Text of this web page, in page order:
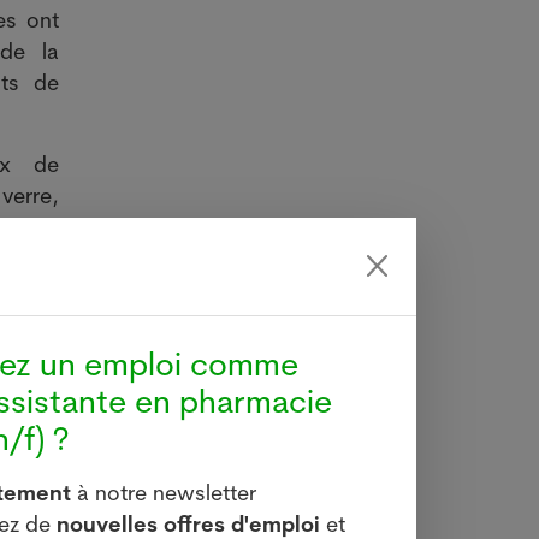
ont
la
de
de
à
en
cette
un emploi comme
en pharmacie
f) ?
à notre newsletter
de nouvelles offres d'emploi et